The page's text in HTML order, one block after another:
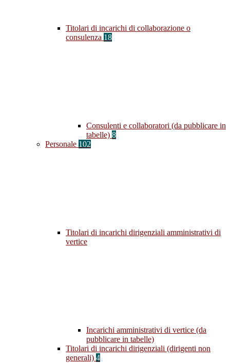
Titolari di incarichi di collaborazione o
consulenza 18
Consulenti e collaboratori (da pubblicare in
tabelle) 8
Personale 102
Titolari di incarichi dirigenziali amministrativi di
vertice
Incarichi amministrativi di vertice (da
pubblicare in tabelle)
Titolari di incarichi dirigenziali (dirigenti non
generali) 4